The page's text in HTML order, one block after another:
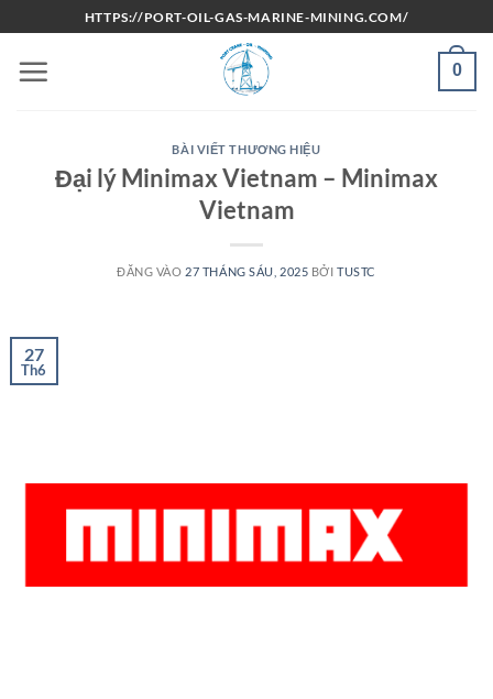
qua
nội
HTTPS://PORT-OIL-GAS-MARINE-MINING.COM/
0
BÀI VIẾT THƯƠNG HIỆU
Đại lý Minimax Vietnam – Minimax
Vietnam
ĐĂNG VÀO 27 THÁNG SÁU, 2025 BỞITUSTC
27
Th6